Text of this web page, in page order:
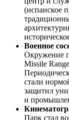
(испанское
Военное
Окружение
Missile
стали
защитил
и
Парк стал